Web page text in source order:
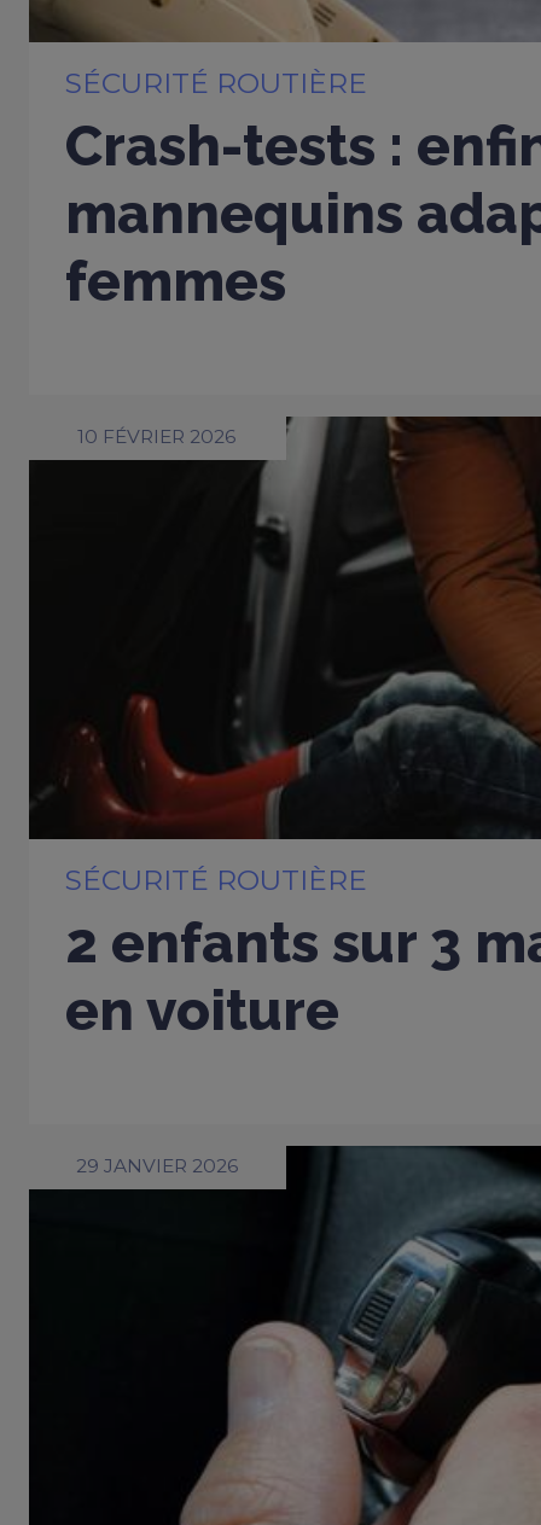
SÉCURITÉ ROUTIÈRE
Crash-tests :
mannequins
femmes
10 FÉVRIER 2026
SÉCURITÉ ROUTIÈRE
2 enfants sur 3
en voiture
29 JANVIER 2026